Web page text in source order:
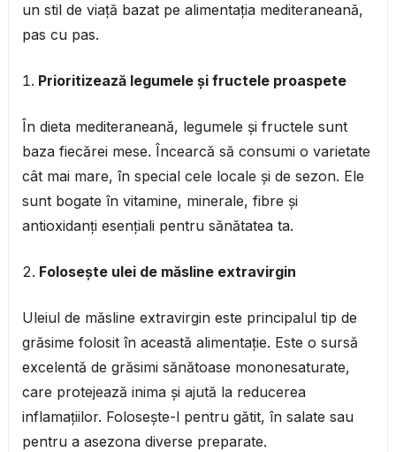
un stil de viață bazat pe alimentația mediteraneană,
pas cu pas.
Prioritizează legumele și fructele proaspete
În dieta mediteraneană, legumele și fructele sunt
baza fiecărei mese. Încearcă să consumi o varietate
cât mai mare, în special cele locale și de sezon. Ele
sunt bogate în vitamine, minerale, fibre și
antioxidanți esențiali pentru sănătatea ta.
Folosește ulei de măsline extravirgin
Uleiul de măsline extravirgin este principalul tip de
grăsime folosit în această alimentație. Este o sursă
excelentă de grăsimi sănătoase mononesaturate,
care protejează inima și ajută la reducerea
inflamațiilor. Folosește-l pentru gătit, în salate sau
pentru a asezona diverse preparate.